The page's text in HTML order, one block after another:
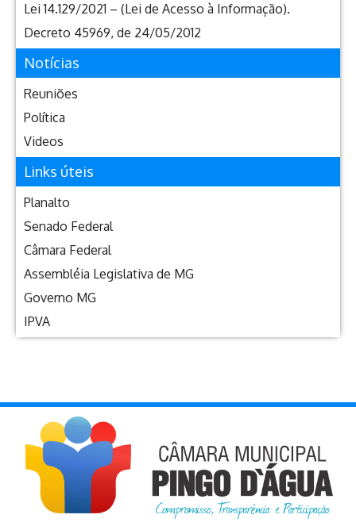
Lei 14.129/2021 – (Lei de Acesso à Informação).
Decreto 45969, de 24/05/2012
Notícias
Reuniões
Política
Videos
Links úteis
Planalto
Senado Federal
Câmara Federal
Assembléia Legislativa de MG
Governo MG
IPVA